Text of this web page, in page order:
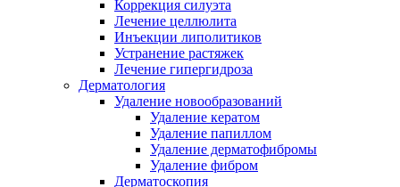
Коррекция силуэта
Лечение целлюлита
Инъекции липолитиков
Устранение растяжек
Лечение гипергидроза
Дерматология
Удаление новообразований
Удаление кератом
Удаление папиллом
Удаление дерматофибромы
Удаление фибром
Дерматоскопия